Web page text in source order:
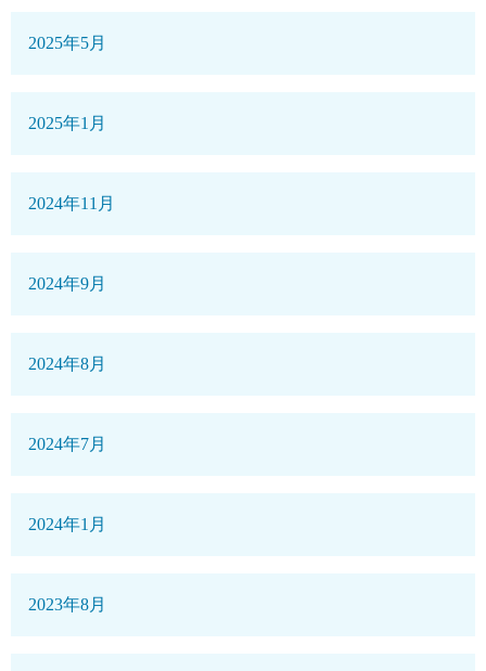
2025年5月
2025年1月
2024年11月
2024年9月
2024年8月
2024年7月
2024年1月
2023年8月